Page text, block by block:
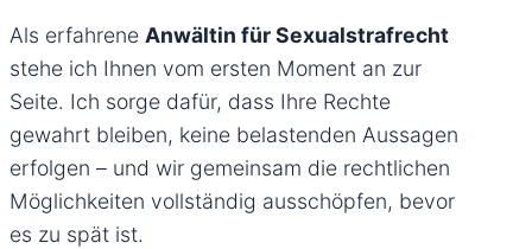
Als erfahrene Anwältin für Sexualstrafrecht
stehe ich Ihnen vom ersten Moment an zur
Seite. Ich sorge dafür, dass Ihre Rechte
gewahrt bleiben, keine belastenden Aussagen
erfolgen – und wir gemeinsam die rechtlichen
Möglichkeiten vollständig ausschöpfen, bevor
es zu spät ist.